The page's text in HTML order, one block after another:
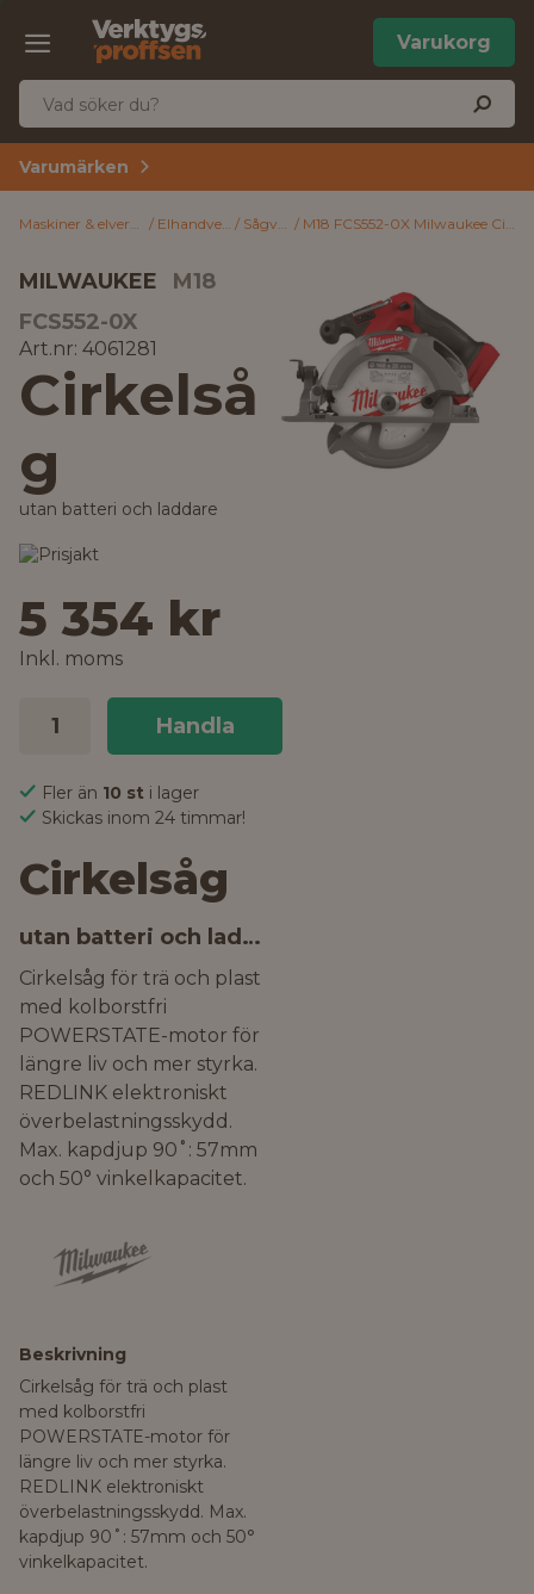
Varukorg
Varumärken
Maskiner & elverktyg Elhandverktyg Sågverktyg M18 FCS552-0X Milwaukee Cirkelsåg utan batteri och laddare
MILWAUKEE
M18
FCS552-0X
Art.nr: 4061281
Cirkelså
g
utan batteri och laddare
5 354 kr
Inkl. moms
Handla
Fler än 10 st i lager
Skickas inom 24 timmar!
Cirkelsåg
utan batteri och laddare
Cirkelsåg för trä och plast
med kolborstfri
POWERSTATE-motor för
längre liv och mer styrka.
REDLINK elektroniskt
överbelastningsskydd.
Max. kapdjup 90˚: 57mm
och 50° vinkelkapacitet.
Beskrivning
Cirkelsåg för trä och plast
med kolborstfri
POWERSTATE-motor för
längre liv och mer styrka.
REDLINK elektroniskt
överbelastningsskydd. Max.
kapdjup 90˚: 57mm och 50°
vinkelkapacitet.